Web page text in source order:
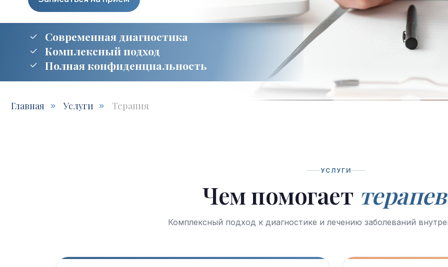
Полная конфиденциальность
Комплексный подход
Современная диагностика
Главная » Услуги » Терапия
УСЛУГИ
Чем помогает
Комплексный подход к диагностике и лечению заболеваний